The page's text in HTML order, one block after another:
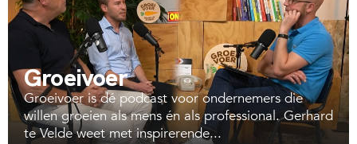
Groeivoer
Groeivoer is dé podcast voor ondernemers die
willen groeien als mens én als professional. Gerhard
te Velde weet met inspirerende...